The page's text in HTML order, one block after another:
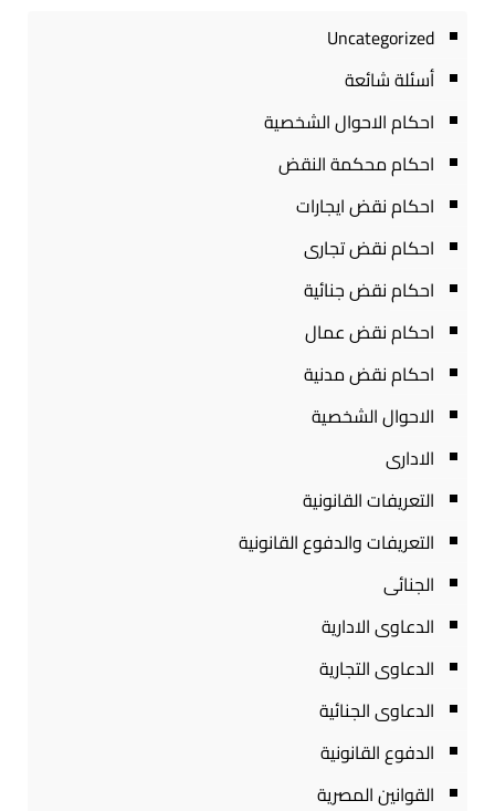
Uncategorized
أسئلة شائعة
احكام الاحوال الشخصية
احكام محكمة النقض
احكام نقض ايجارات
احكام نقض تجارى
احكام نقض جنائية
احكام نقض عمال
احكام نقض مدنية
الاحوال الشخصية
الادارى
التعريفات القانونية
التعريفات والدفوع القانونية
الجنائى
الدعاوى الادارية
الدعاوى التجارية
الدعاوى الجنائية
الدفوع القانونية
القوانين المصرية